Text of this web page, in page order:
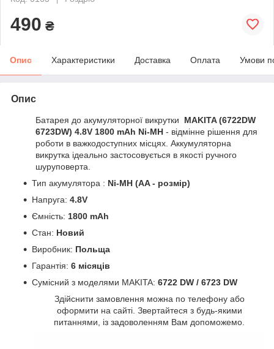
490 ₴
Опис Характеристики Доставка Оплата Умови
Опис
Батарея до акумуляторної викрутки
MAKITA (6722DW
6723DW) 4.8V 1800 mAh Ni-MH - відмінне рішення для
роботи в важкодоступних місцях. Аккумуляторна
викрутка ідеально застосовується в якості ручного
шуруповерта.
Тип акумулятора : Ni-MH (AA - розмір)
Напруга: 4.8V
Ємність: 1800 mAh
Стан: Новий
Виробник: Польща
Гарантія: 6 місяців
Сумісний з моделями MAKITA: 6722 DW / 6723 DW
Здійснити замовлення можна по телефону або
оформити на сайті. Звертайтеся з будь-якими
питаннями, із задоволенням Вам допоможемо.